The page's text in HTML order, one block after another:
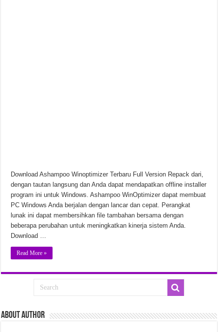
Download Ashampoo Winoptimizer Terbaru Full Version Repack dari,
dengan tautan langsung dan Anda dapat mendapatkan offline installer
program ini untuk Windows. Ashampoo WinOptimizer dapat membuat
PC Windows Anda berjalan dengan lancar dan cepat. Perangkat
lunak ini dapat membersihkan file tambahan bersama dengan
beberapa perubahan untuk meningkatkan kinerja sistem Anda.
Download …
Read More »
ABout Author